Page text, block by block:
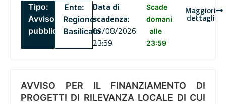
Tipo:
Avviso
pubblico
Ente:
Regione
Basilicata
Data di
scadenza:
09/08/2026
23:59
Scade
domani
alle
23:59
Maggiori
dettagli
AVVISO PER IL FINANZIAMENTO DI
PROGETTI DI RILEVANZA LOCALE DI CUI